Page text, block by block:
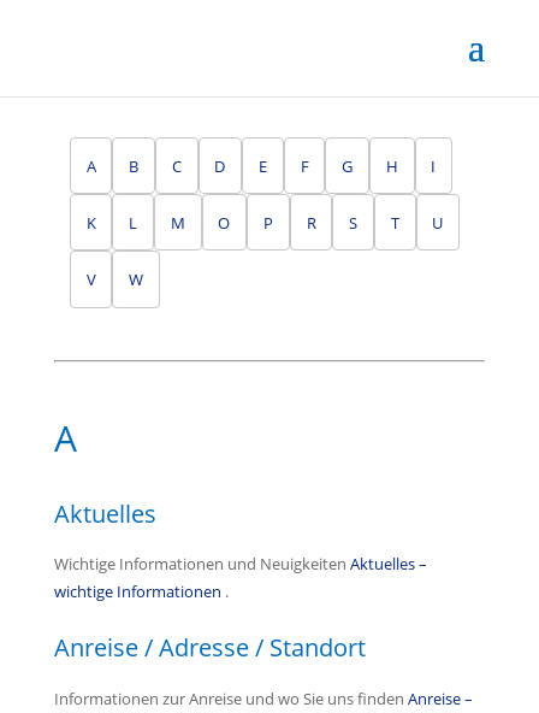
A B C D E F G H I
K L M O P R S T U
V W
A
Aktuelles
Wichtige Informationen und Neuigkeiten Aktuelles –
wichtige Informationen .
Anreise / Adresse / Standort
Informationen zur Anreise und wo Sie uns finden Anreise –